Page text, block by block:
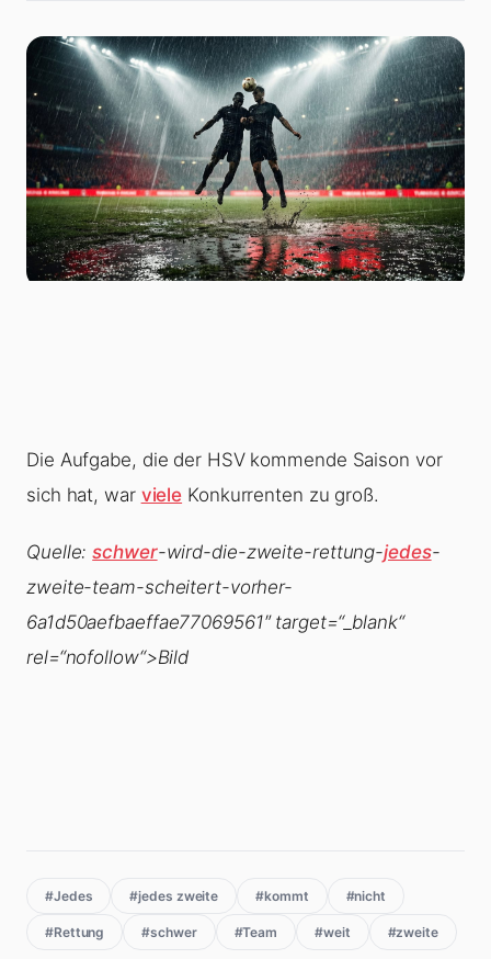
Die Aufgabe, die der HSV kommende Saison vor
sich hat, war viele Konkurrenten zu groß.
Quelle:schwer-wird-die-zweite-rettung-jedes-
zweite-team-scheitert-vorher-
6a1d50aefbaeffae77069561″ target=“_blank“
rel=“nofollow“>Bild
#Jedes #jedes zweite #kommt #nicht
#Rettung #schwer #Team #weit #zweite